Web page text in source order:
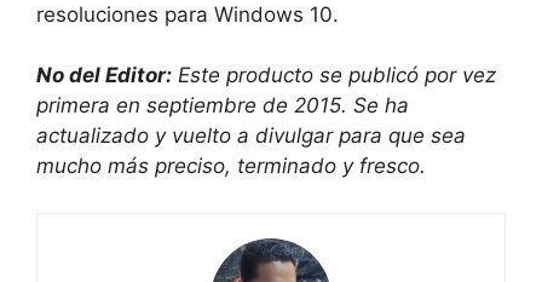
resoluciones para Windows 10.
No del Editor: Este producto se publicó por vez
primera en septiembre de 2015. Se ha
actualizado y vuelto a divulgar para que sea
mucho más preciso, terminado y fresco.